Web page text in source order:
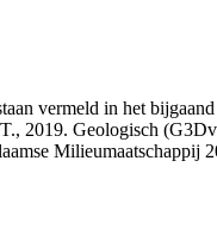
vermeld in het
2019. Geologisch
Milieumaatschappij